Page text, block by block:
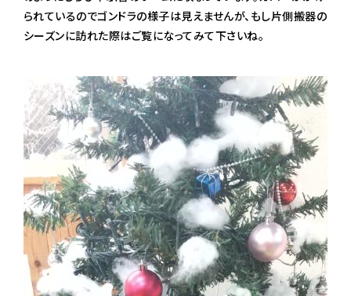
られているのでゴンドラの様子は見えませんが、もし片側搬器の
シーズンに訪れた際はご覧になってみて下さいね。